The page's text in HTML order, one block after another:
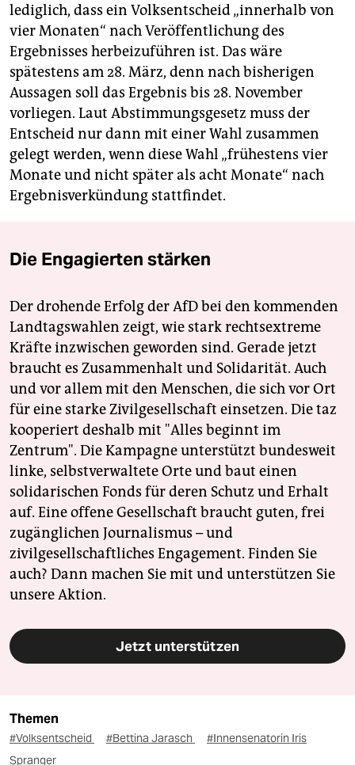
lediglich, dass ein Volksentscheid „innerhalb von
vier Monaten“ nach Veröffentlichung des
Ergebnisses herbeizuführen ist. Das wäre
spätestens am 28. März, denn nach bisherigen
Aussagen soll das Ergebnis bis 28. November
vorliegen. Laut Abstimmungsgesetz muss der
Entscheid nur dann mit einer Wahl zusammen
gelegt werden, wenn diese Wahl „frühestens vier
Monate und nicht später als acht Monate“ nach
Ergebnisverkündung stattfindet.
Die Engagierten stärken
Der drohende Erfolg der AfD bei den kommenden
Landtagswahlen zeigt, wie stark rechtsextreme
Kräfte inzwischen geworden sind. Gerade jetzt
braucht es Zusammenhalt und Solidarität. Auch
und vor allem mit den Menschen, die sich vor Ort
für eine starke Zivilgesellschaft einsetzen. Die taz
kooperiert deshalb mit "Alles beginnt im
Zentrum". Die Kampagne unterstützt bundesweit
linke, selbstverwaltete Orte und baut einen
solidarischen Fonds für deren Schutz und Erhalt
auf. Eine offene Gesellschaft braucht guten, frei
zugänglichen Journalismus – und
zivilgesellschaftliches Engagement. Finden Sie
auch? Dann machen Sie mit und unterstützen Sie
unsere Aktion.
Jetzt unterstützen
Themen
#Volksentscheid #Bettina Jarasch
#Innensenatorin Iris
Spranger